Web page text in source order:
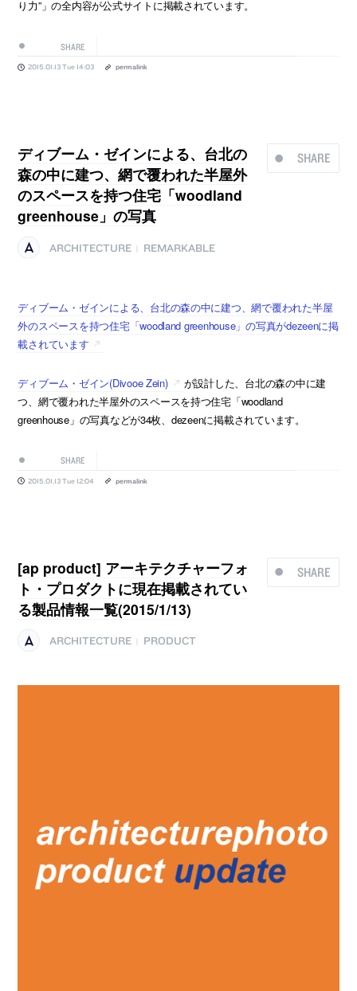
り力”」の全内容が公式サイトに掲載されています。
SHARE
2015.01.13 Tue 14:03 permalink
SHARE
ディブーム・ゼインによる、台北の
森の中に建つ、網で覆われた半屋外
のスペースを持つ住宅「woodland
greenhouse」の写真
ARCHITECTURE REMARKABLE
ディブーム・ゼインによる、台北の森の中に建つ、網で覆われた半屋
外のスペースを持つ住宅「woodland greenhouse」の写真がdezeenに掲
載されています
ディブーム・ゼイン(Divooe Zein)
が設計した、台北の森の中に建
つ、網で覆われた半屋外のスペースを持つ住宅「woodland
greenhouse」の写真などが34枚、dezeenに掲載されています。
SHARE
2015.01.13 Tue 12:04 permalink
SHARE
[ap product] アーキテクチャーフォ
ト・プロダクトに現在掲載されてい
る製品情報一覧(2015/1/13)
ARCHITECTURE PRODUCT